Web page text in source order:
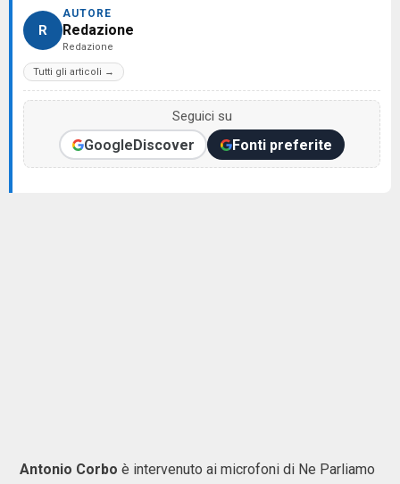
R
AUTORE
Redazione
Redazione
Tutti gli articoli →
Seguici su
GoogleDiscover Fonti preferite
Antonio Corbo è intervenuto ai microfoni di Ne Parliamo